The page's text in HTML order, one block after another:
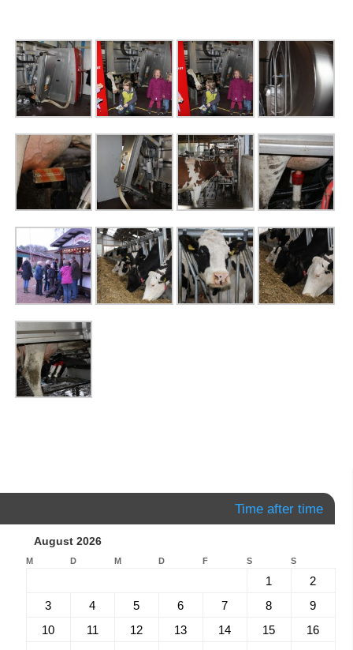
Time after time
August 2026
M D M D F S S
1
2
3
4 5 6 7 8
9
10
11 12 13 14 15
16